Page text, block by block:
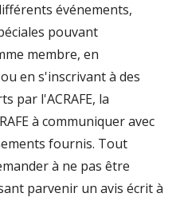
événements,
pouvant
membre, en
en s'inscrivant à des
par l'ACRAFE, la
à communiquer avec
fournis. Tout
à ne pas être
parvenir un avis écrit à